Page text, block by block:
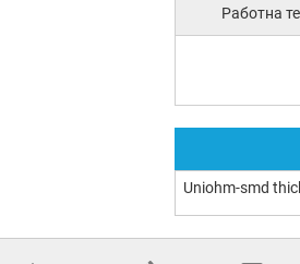
Работна
Uniohm-smd